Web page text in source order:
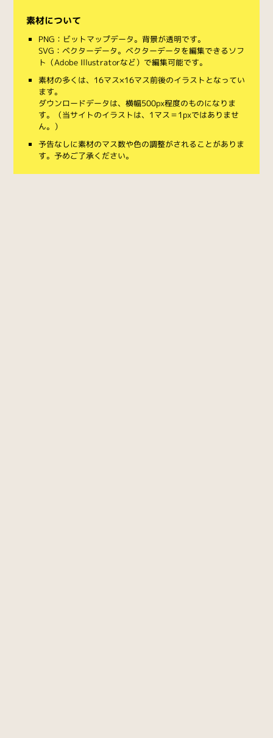
素材について
PNG：ビットマップデータ。背景が透明です。
SVG：ベクターデータ。ベクターデータを編集できるソフ
ト（Adobe Illustratorなど）で編集可能です。
素材の多くは、16マス×16マス前後のイラストとなってい
ます。
ダウンロードデータは、横幅500px程度のものになりま
す。（当サイトのイラストは、1マス＝1pxではありませ
ん。）
予告なしに素材のマス数や色の調整がされることがありま
す。予めご了承ください。